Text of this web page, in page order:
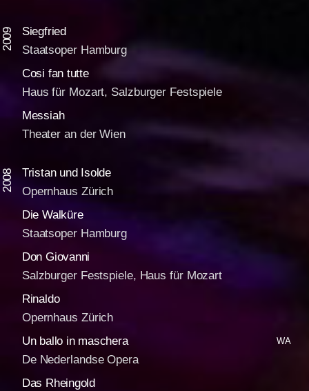
2009
Siegfried
Staatsoper Hamburg
Cosi fan tutte
Haus für Mozart, Salzburger Festspiele
Messiah
Theater an der Wien
2008
Tristan und Isolde
Opernhaus Zürich
Die Walküre
Staatsoper Hamburg
Don Giovanni
Salzburger Festspiele, Haus für Mozart
Rinaldo
Opernhaus Zürich
Un ballo in maschera
WA
De Nederlandse Opera
Das Rheingold